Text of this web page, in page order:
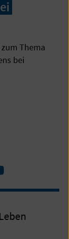
Thema
bei